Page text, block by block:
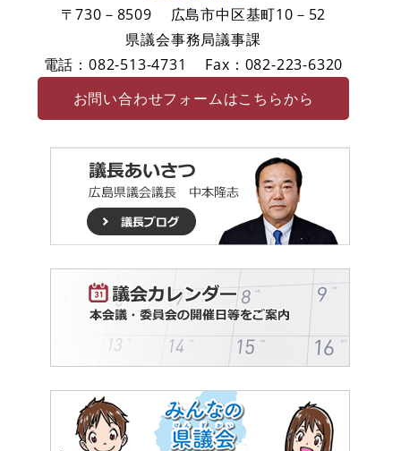
〒730－8509
広島市中区基町10－52
県議会事務局議事課
電話：082-513-4731
Fax：082-223-6320
お問い合わせフォームはこちらから